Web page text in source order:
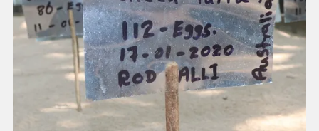
AASHA Beachside
ligger rett ved Unawatuna